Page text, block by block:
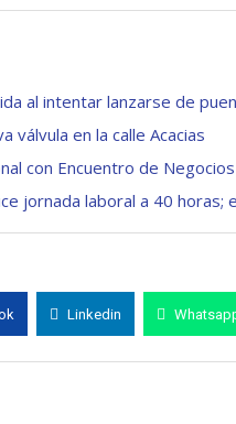
al intentar lanzarse de
válvula en la calle Acacias
con Encuentro de
jornada laboral a 40 horas;
Linkedin